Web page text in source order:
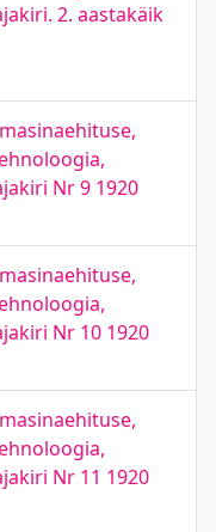
2. aastakäik
Nr 9 1920
Nr 10 1920
Nr 11 1920